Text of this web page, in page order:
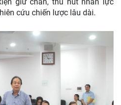
cứu chiến lược lâu dài.